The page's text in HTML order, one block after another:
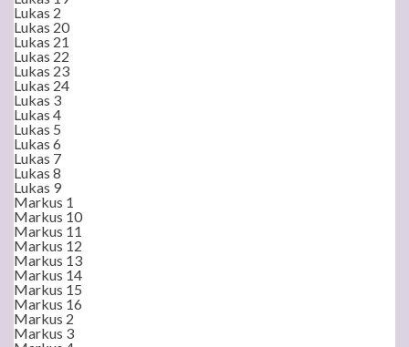
Lukas 2
Lukas 20
Lukas 21
Lukas 22
Lukas 23
Lukas 24
Lukas 3
Lukas 4
Lukas 5
Lukas 6
Lukas 7
Lukas 8
Lukas 9
Markus 1
Markus 10
Markus 11
Markus 12
Markus 13
Markus 14
Markus 15
Markus 16
Markus 2
Markus 3